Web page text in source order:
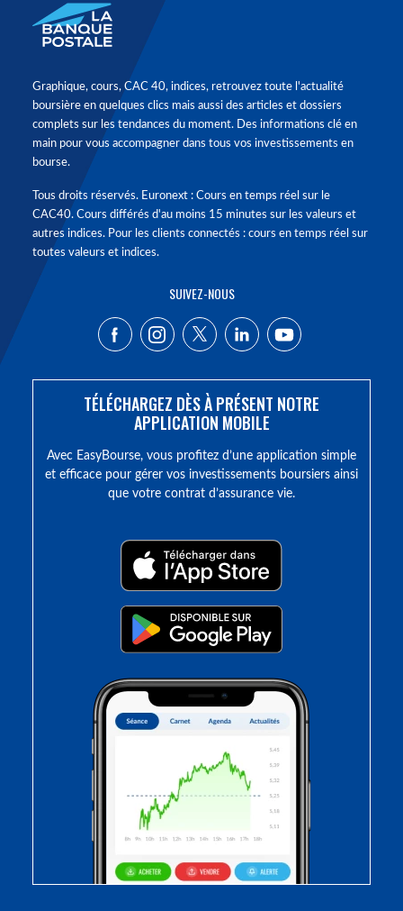
Graphique, cours, CAC 40, indices, retrouvez toute l'actualité
boursière en quelques clics mais aussi des articles et dossiers
complets sur les tendances du moment. Des informations clé en
main pour vous accompagner dans tous vos investissements en
bourse.
Tous droits réservés. Euronext : Cours en temps réel sur le
CAC40. Cours différés d'au moins 15 minutes sur les valeurs et
autres indices. Pour les clients connectés : cours en temps réel sur
toutes valeurs et indices.
SUIVEZ-NOUS
TÉLÉCHARGEZ DÈS À PRÉSENT NOTRE
APPLICATION MOBILE
Avec EasyBourse, vous profitez d’une application simple
et efficace pour gérer vos investissements boursiers ainsi
que votre contrat d’assurance vie.